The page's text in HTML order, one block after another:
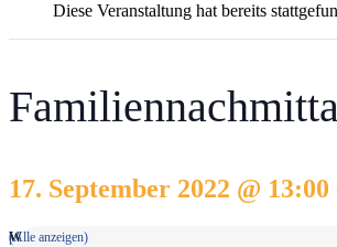
Diese Veranstaltung hat bereits
17. September 2022 @ 13:00
(Alle anzeigen)